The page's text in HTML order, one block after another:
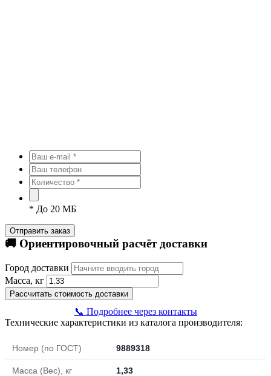
* До 20 МБ
Отправить заказ
🚚 Ориентировочный расчёт доставки
Город доставки
Масса, кг
Рассчитать стоимость доставки
📞 Подробнее через контакты
Технические характеристики из каталога производителя:
Номер (по ГОСТ) 9889318
Масса (Вес), кг 1,33